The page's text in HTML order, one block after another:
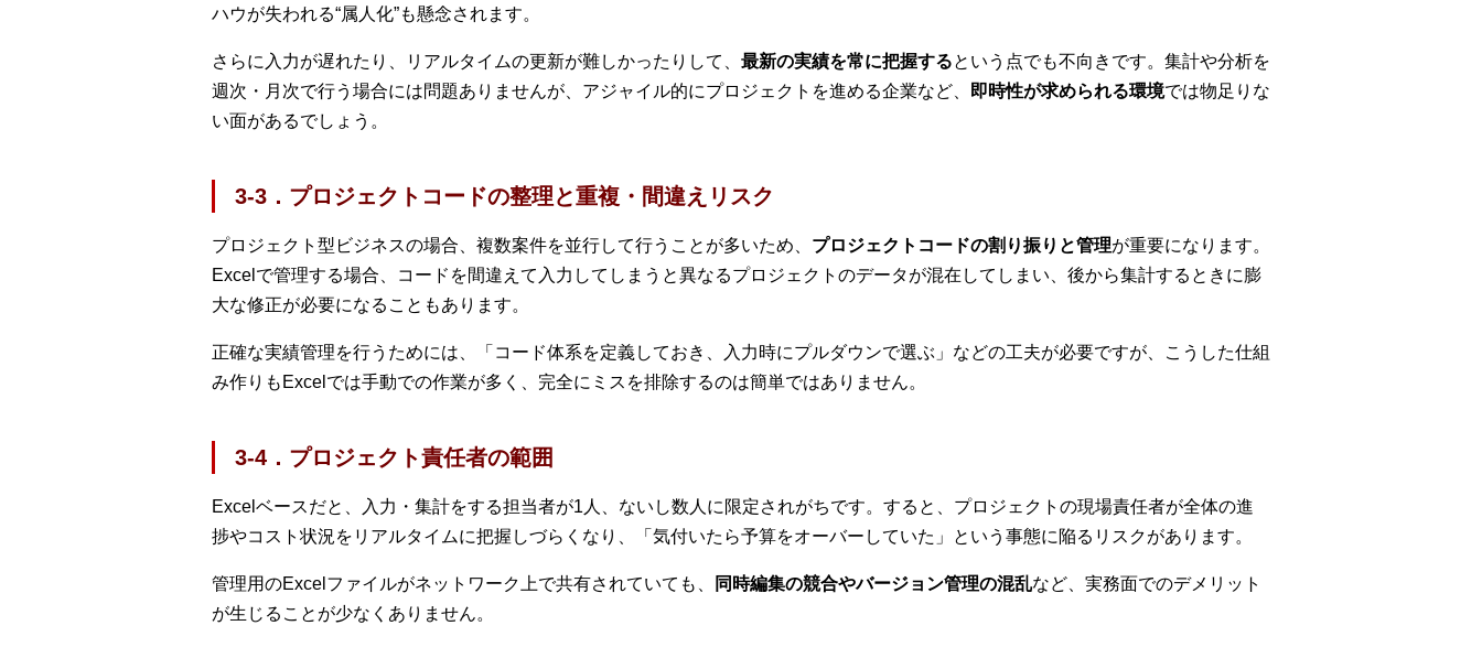
ハウが失われる“属人化”も懸念されます。
さらに入力が遅れたり、リアルタイムの更新が難しかったりして、 最新の実績を常に把握するという点でも不向きです。集計や分析を
週次・月次で行う場合には問題ありませんが、アジャイル的にプロジェクトを進める企業など、
即時性が求められる環境では物足りな
い面があるでしょう。
3-3．プロジェクトコードの整理と重複・間違えリスク
プロジェクト型ビジネスの場合、複数案件を並行して行うことが多いため、 プロジェクトコードの割り振りと管理が重要になります。
Excelで管理する場合、コードを間違えて入力してしまうと異なるプロジェクトのデータが混在してしまい、後から集計するときに膨
大な修正が必要になることもあります。
正確な実績管理を行うためには、「コード体系を定義しておき、入力時にプルダウンで選ぶ」などの工夫が必要ですが、こうした仕組
み作りもExcelでは手動での作業が多く、完全にミスを排除するのは簡単ではありません。
3-4．プロジェクト責任者の範囲
Excelベースだと、入力・集計をする担当者が1人、ないし数人に限定されがちです。すると、プロジェクトの現場責任者が全体の進
捗やコスト状況をリアルタイムに把握しづらくなり、「気付いたら予算をオーバーしていた」という事態に陥るリスクがあります。
管理用のExcelファイルがネットワーク上で共有されていても、 同時編集の競合やバージョン管理の混乱など、実務面でのデメリット
が生じることが少なくありません。